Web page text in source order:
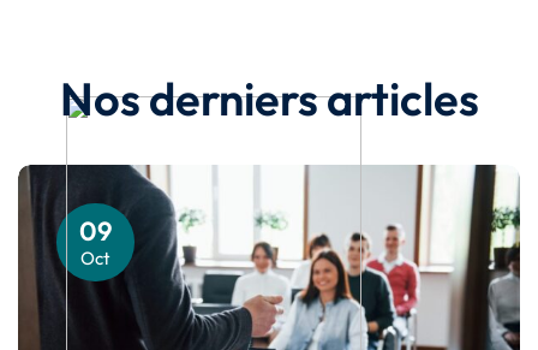
Nos derniers articles
09
Oct